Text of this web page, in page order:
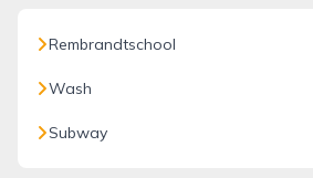
Rembrandtschool
Wash
Subway